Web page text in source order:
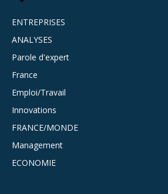
ENTREPRISES
ANALYSES
Parole d'expert
France
Emploi/Travail
Innovations
FRANCE/MONDE
Management
ECONOMIE